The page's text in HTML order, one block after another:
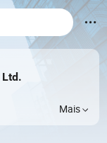
Ltd.
Mais